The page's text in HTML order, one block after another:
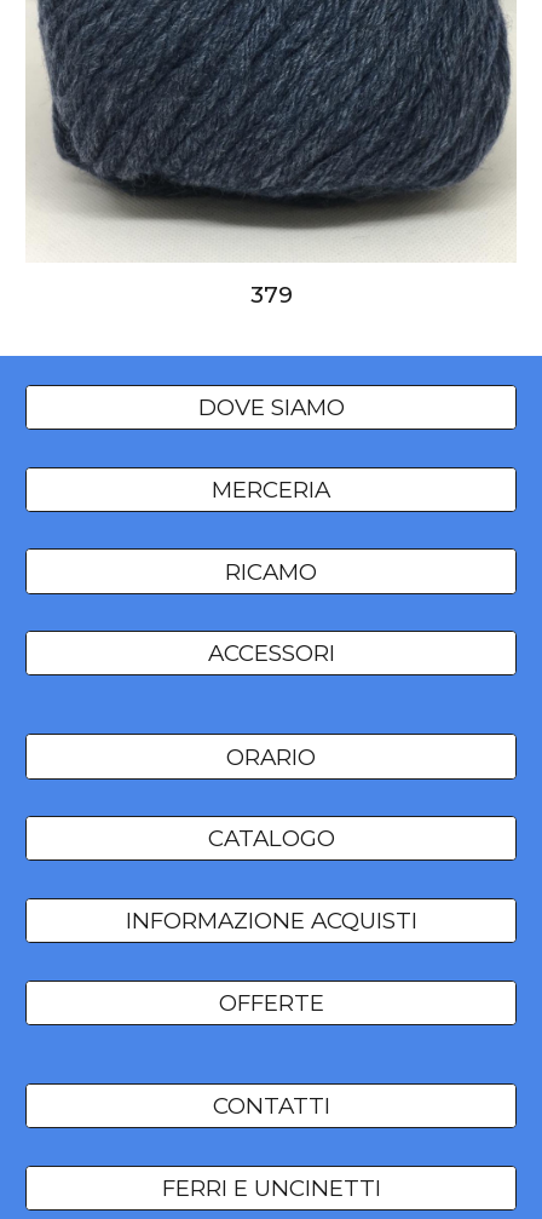
379
DOVE SIAMO
MERCERIA
RICAMO
ACCESSORI
ORARIO
CATALOGO
INFORMAZIONE ACQUISTI
OFFERTE
CONTATTI
FERRI E UNCINETTI